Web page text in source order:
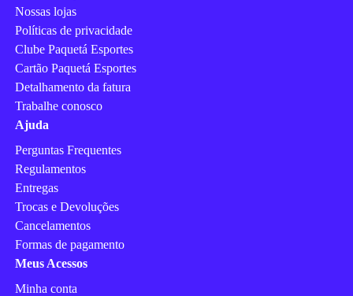
Nossas lojas
Políticas de privacidade
Clube Paquetá Esportes
Cartão Paquetá Esportes
Detalhamento da fatura
Trabalhe conosco
Ajuda
Perguntas Frequentes
Regulamentos
Entregas
Trocas e Devoluções
Cancelamentos
Formas de pagamento
Meus Acessos
Minha conta